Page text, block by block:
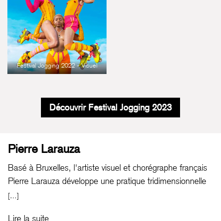
Festival Jogging 2022 - Visuel
Découvrir Festival Jogging 2023
Pierre Larauza
Basé à Bruxelles, l'artiste visuel et chorégraphe français
Pierre Larauza développe une pratique tridimensionnelle
au croisement de l'art et du documentaire. Un travail
[…]
Lire la suite